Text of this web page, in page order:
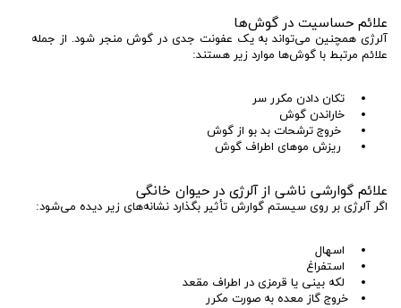
علائم حساسیت در گوش‌ها
آلرژی همچنین می‌تواند به یک عفونت جدی در گوش منجر شود. از جمله
علائم مرتبط با گوش‌ها موارد زیر هستند:
تکان دادن مکرر سر
خاراندن گوش
خروج ترشحات بد بو از گوش
ریزش موهای اطراف گوش
علائم گوارشی ناشی از آلرژی در حیوان خانگی
اگر آلرژی بر روی سیستم گوارش تأثیر بگذارد نشانه‌های زیر دیده می‌شود:
اسهال
استفراغ
لکه بینی یا قرمزی در اطراف مقعد
خروج گاز معده به صورت مکرر